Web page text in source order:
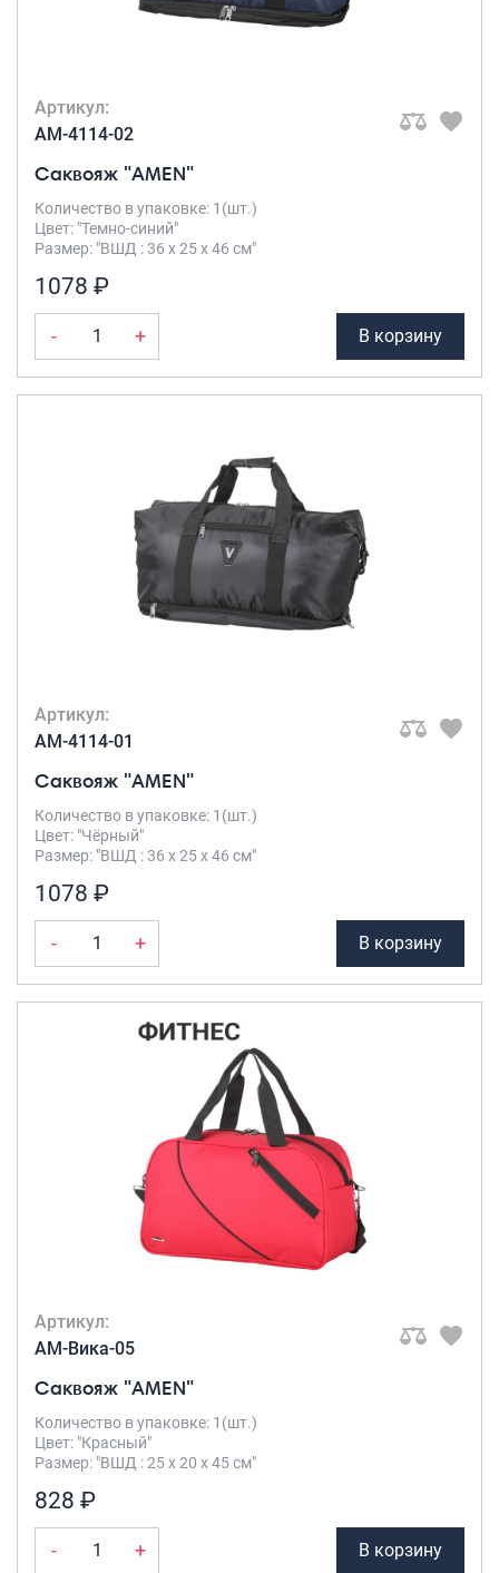
Артикул:
AM-4114-02
Саквояж "AMEN"
Количество в упаковке: 1(шт.)
Цвет: "Темно-синий"
Размер: "ВШД : 36 х 25 х 46 см"
1078 ₽
- + В корзину
Артикул:
AM-4114-01
Саквояж "AMEN"
Количество в упаковке: 1(шт.)
Цвет: "Чёрный"
Размер: "ВШД : 36 х 25 х 46 см"
1078 ₽
- + В корзину
Артикул:
AM-Вика-05
Саквояж "AMEN"
Количество в упаковке: 1(шт.)
Цвет: "Красный"
Размер: "ВШД : 25 х 20 х 45 см"
828 ₽
- + В корзину